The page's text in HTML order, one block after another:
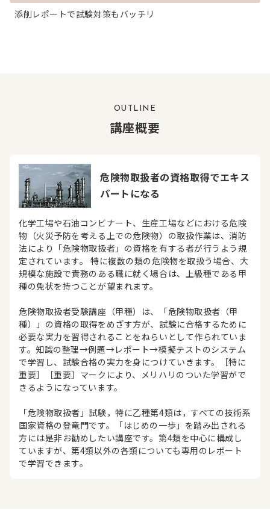
添削レポートで試験対策もバッチリ
OUTLINE
講座概要
危険物取扱者の資格取得でエキス
パートになる
化学工場や石油コンビナート、生産工場などにおける危険
物（火災予防を考える上での危険物）の取扱作業は、消防
法により「危険物取扱者」の資格を有する者が行うよう規
定されています。 特に複数の類の危険物を取扱う場合、大
規模な施設で責務のある職に就く場合は、上級種である甲
種の免状を持つことが望まれます。
危険物取扱者受験講座（甲種）は、「危険物取扱者（甲
種）」の資格の取得をめざす方が、試験に合格するために
必要な実力を習得されることをねらいとして作られていま
す。知識の整理→例題→レポート→模擬テストのシステム
で学習し、試験合格の実力を身につけていきます。［特に
重要］［重要］マークにより、メリハリのついた学習がで
きるようになっています。
「危険物取扱者」試験，特に乙種第4類は，すべての技術系
国家資格の登竜門です。「はじめの一歩」を踏み出される
方には是非お勧めしたい講座です。第4類を中心に構成し
ていますが、第4類以外の各類についても専用のレポート
で学習できます。